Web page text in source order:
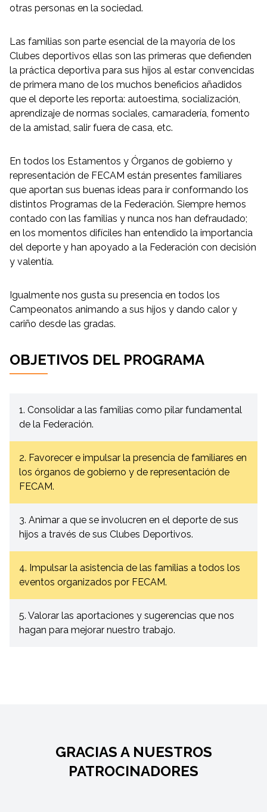
otras personas en la sociedad.
Las familias son parte esencial de la mayoría de los
Clubes deportivos ellas son las primeras que defienden
la práctica deportiva para sus hijos al estar convencidas
de primera mano de los muchos beneficios añadidos
que el deporte les reporta: autoestima, socialización,
aprendizaje de normas sociales, camaradería, fomento
de la amistad, salir fuera de casa, etc.
En todos los Estamentos y Órganos de gobierno y
representación de FECAM están presentes familiares
que aportan sus buenas ideas para ir conformando los
distintos Programas de la Federación. Siempre hemos
contado con las familias y nunca nos han defraudado;
en los momentos difíciles han entendido la importancia
del deporte y han apoyado a la Federación con decisión
y valentía.
Igualmente nos gusta su presencia en todos los
Campeonatos animando a sus hijos y dando calor y
cariño desde las gradas.
OBJETIVOS DEL PROGRAMA
1. Consolidar a las familias como pilar fundamental
de la Federación.
2. Favorecer e impulsar la presencia de familiares en
los órganos de gobierno y de representación de
FECAM.
3. Animar a que se involucren en el deporte de sus
hijos a través de sus Clubes Deportivos.
4. Impulsar la asistencia de las familias a todos los
eventos organizados por FECAM.
5. Valorar las aportaciones y sugerencias que nos
hagan para mejorar nuestro trabajo.
GRACIAS A NUESTROS
PATROCINADORES